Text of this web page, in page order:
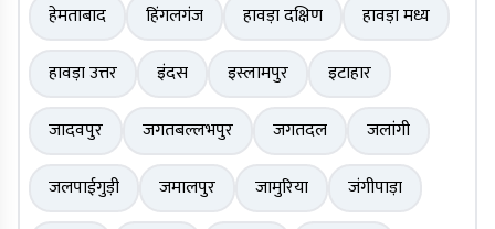
हेमताबाद
हिंगलगंज हावड़ा दक्षिण
हावड़ा मध्य
हावड़ा उत्तर
इंदस इस्लामपुर
इटाहार
जादवपुर
जगतबल्लभपुर जगतदल
जलांगी
जलपाईगुड़ी
जमालपुर जामुरिया
जंगीपाड़ा